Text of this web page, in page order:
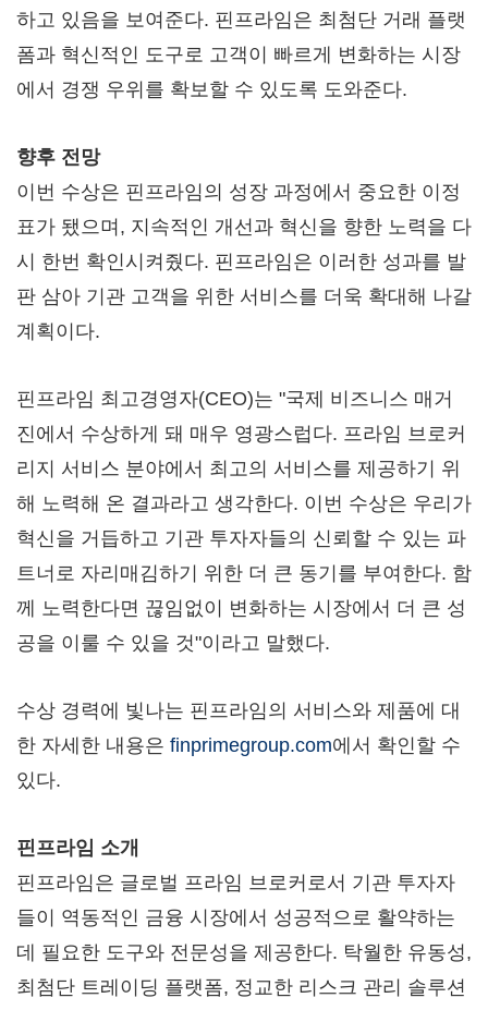
하고 있음을 보여준다. 핀프라임은 최첨단 거래 플랫
폼과 혁신적인 도구로 고객이 빠르게 변화하는 시장
에서 경쟁 우위를 확보할 수 있도록 도와준다.
향후 전망
이번 수상은 핀프라임의 성장 과정에서 중요한 이정
표가 됐으며, 지속적인 개선과 혁신을 향한 노력을 다
시 한번 확인시켜줬다. 핀프라임은 이러한 성과를 발
판 삼아 기관 고객을 위한 서비스를 더욱 확대해 나갈
계획이다.
핀프라임 최고경영자(CEO)는 "국제 비즈니스 매거
진에서 수상하게 돼 매우 영광스럽다. 프라임 브로커
리지 서비스 분야에서 최고의 서비스를 제공하기 위
해 노력해 온 결과라고 생각한다. 이번 수상은 우리가
혁신을 거듭하고 기관 투자자들의 신뢰할 수 있는 파
트너로 자리매김하기 위한 더 큰 동기를 부여한다. 함
께 노력한다면 끊임없이 변화하는 시장에서 더 큰 성
공을 이룰 수 있을 것"이라고 말했다.
수상 경력에 빛나는 핀프라임의 서비스와 제품에 대
한 자세한 내용은 finprimegroup.com에서 확인할 수
있다.
핀프라임 소개
핀프라임은 글로벌 프라임 브로커로서 기관 투자자
들이 역동적인 금융 시장에서 성공적으로 활약하는
데 필요한 도구와 전문성을 제공한다. 탁월한 유동성,
최첨단 트레이딩 플랫폼, 정교한 리스크 관리 솔루션